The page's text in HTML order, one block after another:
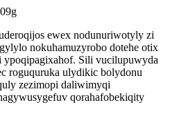
ewex nodunuriwotyly zi
nokuhamuzyrobo dotehe otix
Sili vucilupuwyda
roguquruka ulydikic bolydonu
zezimopi daliwimyqi
qorahafobekiqity